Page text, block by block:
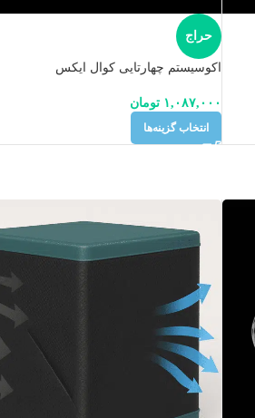
حراج
اکوسیستم چهارتایی کوال ایکس
۱,۰۸۷,۰۰۰ تومان
انتخاب گزینه‌ها